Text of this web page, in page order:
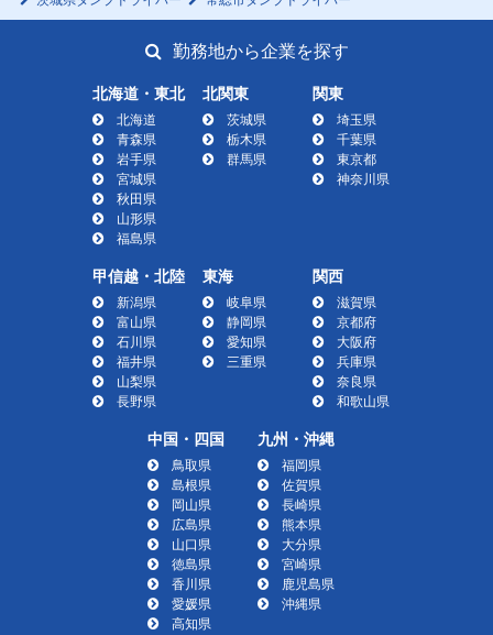
勤務地から企業を探す
北海道・東北
北海道
青森県
岩手県
宮城県
秋田県
山形県
福島県
北関東
茨城県
栃木県
群馬県
関東
埼玉県
千葉県
東京都
神奈川県
甲信越・北陸
新潟県
富山県
石川県
福井県
山梨県
長野県
東海
岐阜県
静岡県
愛知県
三重県
関西
滋賀県
京都府
大阪府
兵庫県
奈良県
和歌山県
中国・四国
鳥取県
島根県
岡山県
広島県
山口県
徳島県
香川県
愛媛県
高知県
九州・沖縄
福岡県
佐賀県
長崎県
熊本県
大分県
宮崎県
鹿児島県
沖縄県